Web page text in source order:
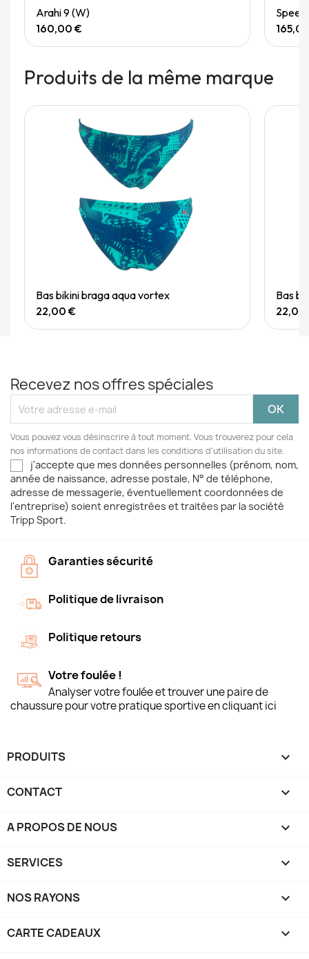
Arahi 9 (W)
160,00 €
Produits de la même marque
Quick View
Bas bikini braga aqua vortex
22,00 €
Bas
22,00
Recevez nos offres spéciales
Vous pouvez vous désinscrire à tout moment. Vous trouverez pour cela
nos informations de contact dans les conditions d'utilisation du site.
j'accepte que mes données personnelles (prénom, nom,
année de naissance, adresse postale, N° de téléphone,
adresse de messagerie, éventuellement coordonnées de
l'entreprise) soient enregistrées et traitées par la société
Tripp Sport.
Garanties sécurité
Politique de livraison
Politique retours
Votre foulée !
Analyser votre foulée et trouver une paire de
chaussure pour votre pratique sportive en cliquant ici
PRODUITS 
CONTACT 
A PROPOS DE NOUS 
SERVICES 
NOS RAYONS 
CARTE CADEAUX 